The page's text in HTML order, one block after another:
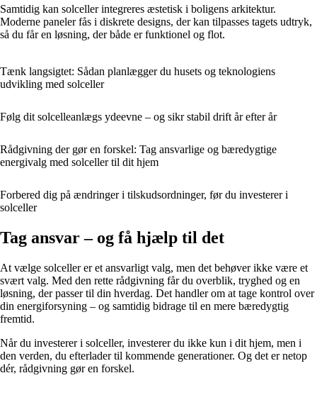
Samtidig kan solceller integreres æstetisk i boligens arkitektur.
Moderne paneler fås i diskrete designs, der kan tilpasses tagets udtryk,
så du får en løsning, der både er funktionel og flot.
Tænk langsigtet: Sådan planlægger du husets og teknologiens
udvikling med solceller
Følg dit solcelleanlægs ydeevne – og sikr stabil drift år efter år
Rådgivning der gør en forskel: Tag ansvarlige og bæredygtige
energivalg med solceller til dit hjem
Forbered dig på ændringer i tilskudsordninger, før du investerer i
solceller
Tag ansvar – og få hjælp til det
At vælge solceller er et ansvarligt valg, men det behøver ikke være et
svært valg. Med den rette rådgivning får du overblik, tryghed og en
løsning, der passer til din hverdag. Det handler om at tage kontrol over
din energiforsyning – og samtidig bidrage til en mere bæredygtig
fremtid.
Når du investerer i solceller, investerer du ikke kun i dit hjem, men i
den verden, du efterlader til kommende generationer. Og det er netop
dér, rådgivning gør en forskel.